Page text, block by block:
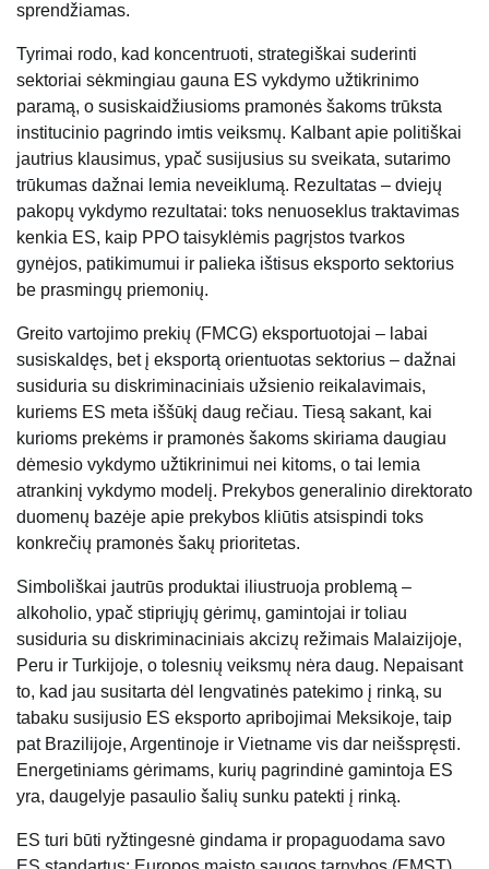
sprendžiamas.
Tyrimai rodo, kad koncentruoti, strategiškai suderinti
sektoriai sėkmingiau gauna ES vykdymo užtikrinimo
paramą, o susiskaidžiusioms pramonės šakoms trūksta
institucinio pagrindo imtis veiksmų. Kalbant apie politiškai
jautrius klausimus, ypač susijusius su sveikata, sutarimo
trūkumas dažnai lemia neveiklumą. Rezultatas – dviejų
pakopų vykdymo rezultatai: toks nenuoseklus traktavimas
kenkia ES, kaip PPO taisyklėmis pagrįstos tvarkos
gynėjos, patikimumui ir palieka ištisus eksporto sektorius
be prasmingų priemonių.
Greito vartojimo prekių (FMCG) eksportuotojai – labai
susiskaldęs, bet į eksportą orientuotas sektorius – dažnai
susiduria su diskriminaciniais užsienio reikalavimais,
kuriems ES meta iššūkį daug rečiau. Tiesą sakant, kai
kurioms prekėms ir pramonės šakoms skiriama daugiau
dėmesio vykdymo užtikrinimui nei kitoms, o tai lemia
atrankinį vykdymo modelį. Prekybos generalinio direktorato
duomenų bazėje apie prekybos kliūtis atsispindi toks
konkrečių pramonės šakų prioritetas.
Simboliškai jautrūs produktai iliustruoja problemą –
alkoholio, ypač stipriųjų gėrimų, gamintojai ir toliau
susiduria su diskriminaciniais akcizų režimais Malaizijoje,
Peru ir Turkijoje, o tolesnių veiksmų nėra daug. Nepaisant
to, kad jau susitarta dėl lengvatinės patekimo į rinką, su
tabaku susijusio ES eksporto apribojimai Meksikoje, taip
pat Brazilijoje, Argentinoje ir Vietname vis dar neišspręsti.
Energetiniams gėrimams, kurių pagrindinė gamintoja ES
yra, daugelyje pasaulio šalių sunku patekti į rinką.
ES turi būti ryžtingesnė gindama ir propaguodama savo